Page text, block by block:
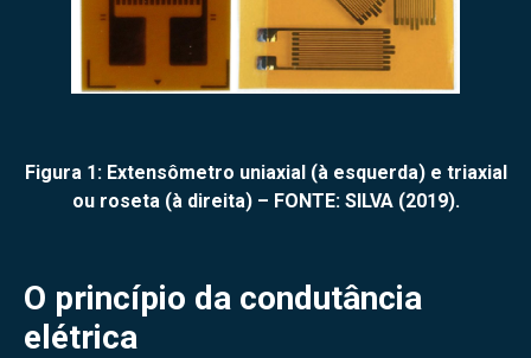
Figura 1: Extensômetro uniaxial (à esquerda) e triaxial
ou roseta (à direita) – FONTE: SILVA (2019).
O princípio da condutância
elétrica